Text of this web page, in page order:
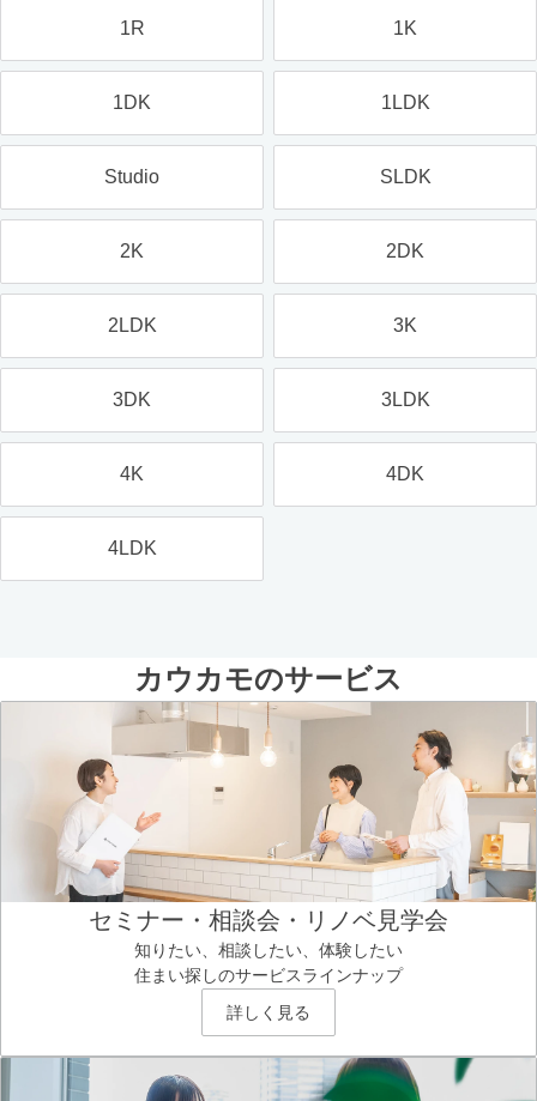
1R 1K
1DK 1LDK
Studio SLDK
2K 2DK
2LDK 3K
3DK 3LDK
4K 4DK
4LDK
カウカモのサービス
セミナー・相談会・リノベ見学会
知りたい、相談したい、体験したい
住まい探しのサービスラインナップ
詳しく見る